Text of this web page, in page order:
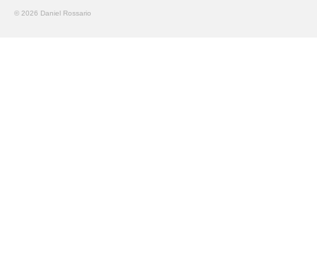
© 2026 Daniel Rossario